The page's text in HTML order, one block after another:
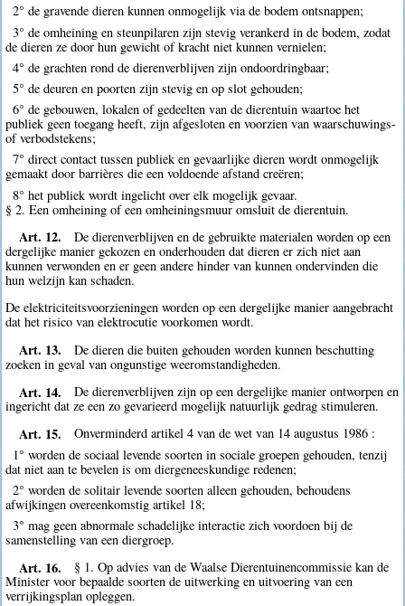
2° de gravende dieren kunnen onmogelijk via de bodem ontsnappen;
3° de omheining en steunpilaren zijn stevig verankerd in de bodem, zodat
de dieren ze door hun gewicht of kracht niet kunnen vernielen;
4° de grachten rond de dierenverblijven zijn ondoordringbaar;
5° de deuren en poorten zijn stevig en op slot gehouden;
6° de gebouwen, lokalen of gedeelten van de dierentuin waartoe het
publiek geen toegang heeft, zijn afgesloten en voorzien van waarschuwings-
of verbodstekens;
7° direct contact tussen publiek en gevaarlijke dieren wordt onmogelijk
gemaakt door barrières die een voldoende afstand creëren;
8° het publiek wordt ingelicht over elk mogelijk gevaar.
§ 2. Een omheining of een omheiningsmuur omsluit de dierentuin.
Art. 12.
De dierenverblijven en de gebruikte materialen worden op een
dergelijke manier gekozen en onderhouden dat dieren er zich niet aan
kunnen verwonden en er geen andere hinder van kunnen ondervinden die
hun welzijn kan schaden.
De elektriciteitsvoorzieningen worden op een dergelijke manier aangebracht
dat het risico van elektrocutie voorkomen wordt.
Art. 13.
De dieren die buiten gehouden worden kunnen beschutting
zoeken in geval van ongunstige weeromstandigheden.
Art. 14.
De dierenverblijven zijn op een dergelijke manier ontworpen en
ingericht dat ze een zo gevarieerd mogelijk natuurlijk gedrag stimuleren.
Art. 15.
Onverminderd artikel 4 van de wet van 14 augustus 1986 :
1° worden de sociaal levende soorten in sociale groepen gehouden, tenzij
dat niet aan te bevelen is om diergeneeskundige redenen;
2° worden de solitair levende soorten alleen gehouden, behoudens
afwijkingen overeenkomstig artikel 18;
3° mag geen abnormale schadelijke interactie zich voordoen bij de
samenstelling van een diergroep.
Art. 16.
§ 1. Op advies van de Waalse Dierentuinencommissie kan de
Minister voor bepaalde soorten de uitwerking en uitvoering van een
verrijkingsplan opleggen.